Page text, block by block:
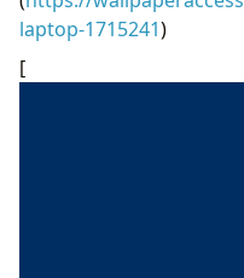
laptop-1715241)
[